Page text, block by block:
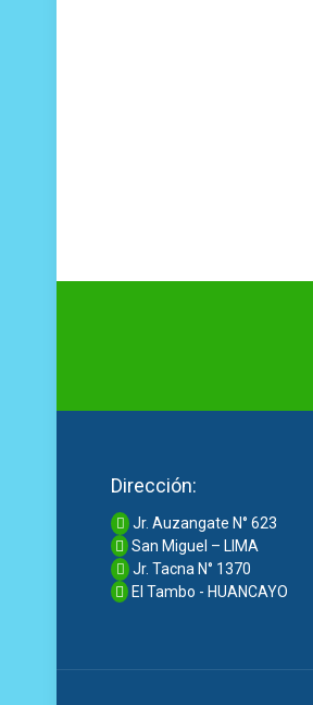
Dirección:
Jr. Auzangate N° 623
San Miguel – LIMA
Jr. Tacna N° 1370
El Tambo - HUANCAYO